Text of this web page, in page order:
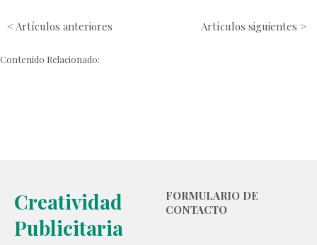
Artículos siguientes >
< Artículos anteriores
Contenido Relacionado:
Creatividad
Publicitaria
FORMULARIO DE
CONTACTO